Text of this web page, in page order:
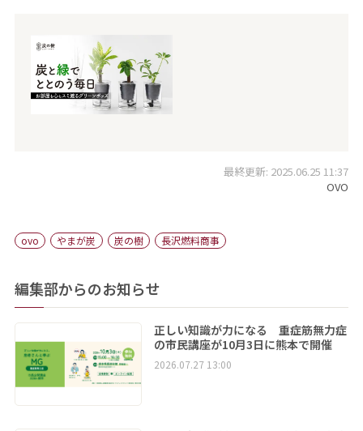
最終更新: 2025.06.25 11:37
OVO
ovo やまが炭 炭の樹 長沢燃料商事
編集部からのお知らせ
正しい知識が力になる 重症筋無力症
の市民講座が10月3日に熊本で開催
2026.07.27 13:00